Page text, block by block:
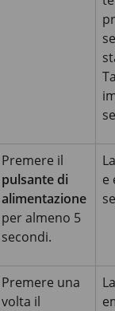
Premere il
pulsante di
alimentazione
per almeno 5
secondi.
e
Premere una
volta il